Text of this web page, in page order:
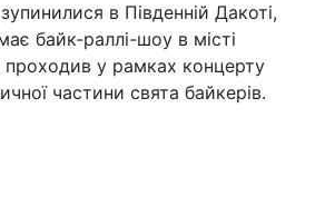
в Південній Дакоті,
байк-раллі-шоу в місті
у рамках концерту
частини свята байкерів.